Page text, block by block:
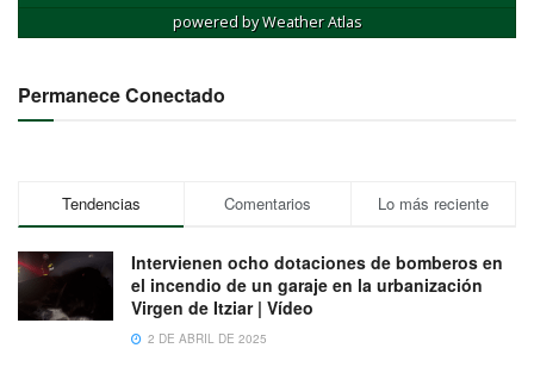
powered byWeather Atlas
Permanece Conectado
Tendencias Comentarios Lo más reciente
Intervienen ocho dotaciones de bomberos en
el incendio de un garaje en la urbanización
Virgen de Itziar | Vídeo
2 DE ABRIL DE 2025